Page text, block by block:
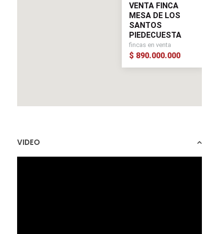
VENTA FINCA
MESA DE LOS
SANTOS
PIEDECUESTA
fincas en venta
$ 890.000.000
VIDEO